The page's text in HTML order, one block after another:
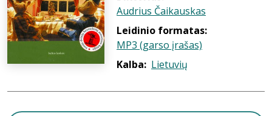
Audrius Čaikauskas
Leidinio formatas:
MP3 (garso įrašas)
Kalba: Lietuvių